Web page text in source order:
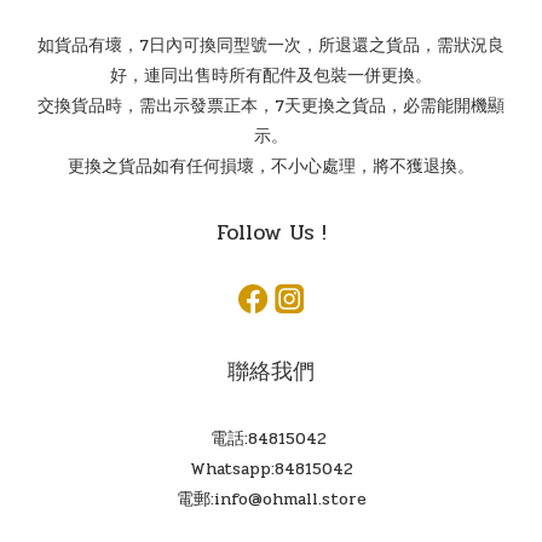
如貨品有壞，7日內可換同型號一次，所退還之貨品，需狀況良
好，連同出售時所有配件及包裝一併更換。
交換貨品時，需出示發票正本，7天更換之貨品，必需能開機顯
示。
更換之貨品如有任何損壞，不小心處理，將不獲退換。
Follow Us !
聯絡我們
電話:84815042
Whatsapp:84815042
電郵:info@ohmall.store